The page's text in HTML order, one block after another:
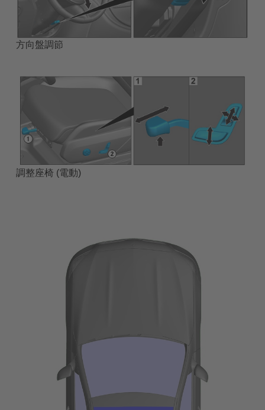
方向盤調節
調整座椅 (電動)